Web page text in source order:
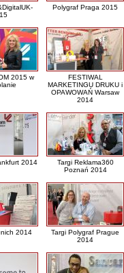
Polygraf Praga 2015
2015 w
FESTIWAL
MARKETINGU DRUKU i
OPAWOWAŃ Warsaw
2014
2014
Targi Reklama360
Poznań 2014
2014
Targi Polygraf Prague
2014